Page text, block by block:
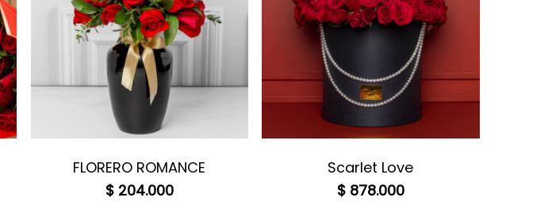
FLORERO ROMANCE
$204.000
Scarlet Love
$878.000